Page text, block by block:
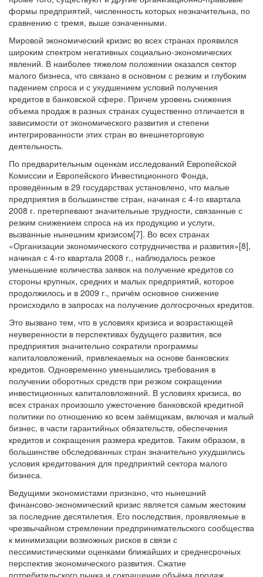
формы предприятий, численность которых незначительна, по
сравнению с тремя, выше означенными.
Мировой экономический кризис во всех странах проявился
широким спектром негативных социально-экономических
явлений. В наиболее тяжелом положении оказался сектор
малого бизнеса, что связано в основном с резким и глубоким
падением спроса и с ухудшением условий получения
кредитов в банковской сфере. Причем уровень снижения
объема продаж в разных странах существенно отличается в
зависимости от экономического развития и степени
интегрированности этих стран во внешнеторговую
деятельность.
По предварительным оценкам исследований Европейской
Комиссии и Европейского Инвестиционного Фонда,
проведённым в 29 государствах установлено, что малые
предприятия в большинстве стран, начиная с 4-го квартала
2008 г. претерпевают значительные трудности, связанные с
резким снижением спроса на их продукцию и услуги,
вызванные нынешним кризисом[7]. Во всех странах
«Организации экономического сотрудничества и развития»[8],
начиная с 4-го квартала 2008 г., наблюдалось резкое
уменьшение количества заявок на получение кредитов со
стороны крупных, средних и малых предприятий, которое
продолжилось и в 2009 г., причём основное снижение
происходило в запросах на получение долгосрочных кредитов.
Это вызвано тем, что в условиях кризиса и возрастающей
неуверенности в перспективах будущего развития, все
предприятия значительно сократили программы
капиталовложений, привлекаемых на основе банковских
кредитов. Одновременно уменьшились требования в
получении оборотных средств при резком сокращении
инвестиционных капиталовложений. В условиях кризиса, во
всех странах произошло ужесточение банковской кредитной
политики по отношению ко всем заёмщикам, включая и малый
бизнес, в части гарантийных обязательств, обеспечения
кредитов и сокращения размера кредитов. Таким образом, в
большинстве обследованных стран значительно ухудшились
условия кредитования для предприятий сектора малого
бизнеса.
Ведущими экономистами признано, что нынешний
финансово-экономический кризис является самым жестоким
за последние десятилетия. Его последствия, проявляемые в
чрезвычайном стремлении предпринимательского сообщества
к минимизации возможных рисков в связи с
пессимистическими оценками ближайших и среднесрочных
перспектив экономического развития. Сжатие